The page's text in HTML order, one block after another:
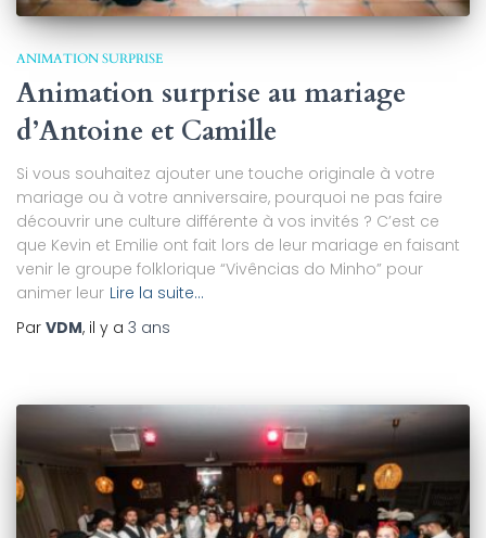
ANIMATION SURPRISE
Animation surprise au mariage
d’Antoine et Camille
Si vous souhaitez ajouter une touche originale à votre
mariage ou à votre anniversaire, pourquoi ne pas faire
découvrir une culture différente à vos invités ? C’est ce
que Kevin et Emilie ont fait lors de leur mariage en faisant
venir le groupe folklorique “Vivências do Minho” pour
animer leur Lire la suite…
Par VDM, il y a 3 ans